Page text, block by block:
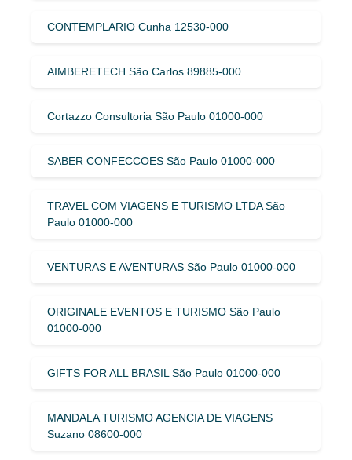
CONTEMPLARIO Cunha 12530-000
AIMBERETECH São Carlos 89885-000
Cortazzo Consultoria São Paulo 01000-000
SABER CONFECCOES São Paulo 01000-000
TRAVEL COM VIAGENS E TURISMO LTDA São
Paulo 01000-000
VENTURAS E AVENTURAS São Paulo 01000-000
ORIGINALE EVENTOS E TURISMO São Paulo
01000-000
GIFTS FOR ALL BRASIL São Paulo 01000-000
MANDALA TURISMO AGENCIA DE VIAGENS
Suzano 08600-000